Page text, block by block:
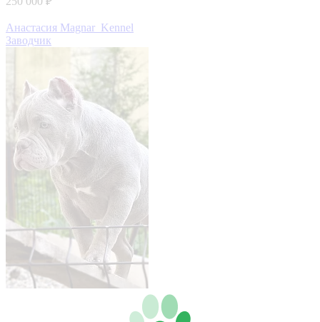
Анастасия Magnar_Kennel
Заводчик